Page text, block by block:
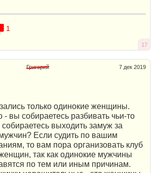
1
17
7 дек 2019
Григорий
только одинокие женщины.
- вы собираетесь разбивать чьи-то
выходить замуж за
Если судить по вашим
то вам пора организовать клуб
так как одинокие мужчины
по тем или иным причинам.